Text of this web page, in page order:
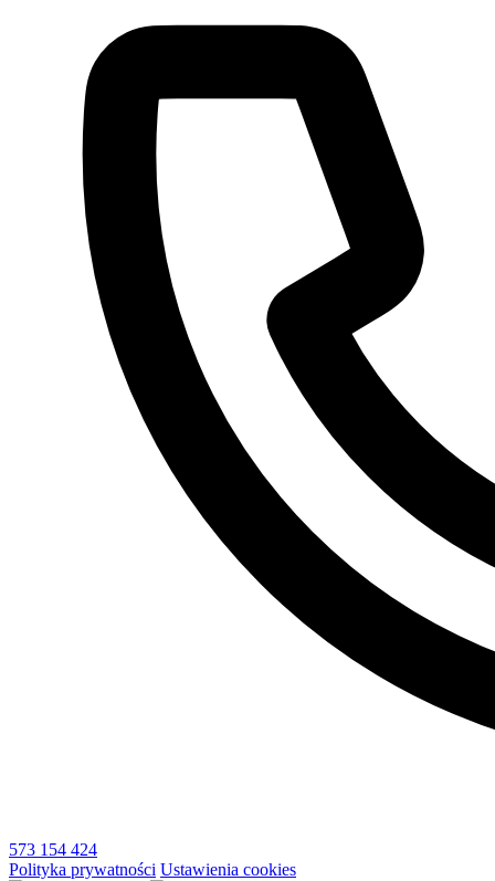
573 154 424
Polityka prywatności Ustawienia cookies